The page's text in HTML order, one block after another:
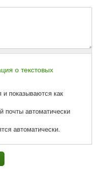
о текстовых
и показываются как
почты автоматически
автоматически.